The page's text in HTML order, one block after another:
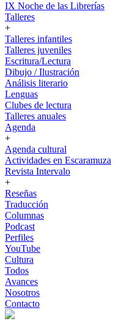
IX Noche de las Librerías
Talleres
+
Talleres infantiles
Talleres juveniles
Escritura/Lectura
Dibujo / Ilustración
Análisis literario
Lenguas
Clubes de lectura
Talleres anuales
Agenda
+
Agenda cultural
Actividades en Escaramuza
Revista Intervalo
+
Reseñas
Traducción
Columnas
Podcast
Perfiles
YouTube
Cultura
Todos
Avances
Nosotros
Contacto